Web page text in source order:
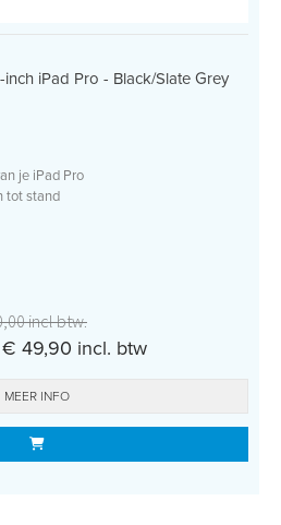
iPad Pro - Black/Slate Grey
je iPad Pro
tot stand
incl btw.
49,90 incl. btw
MEER INFO